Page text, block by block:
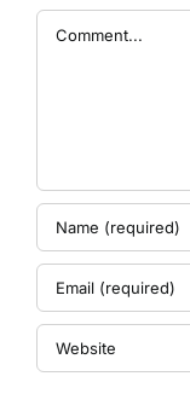
Comment